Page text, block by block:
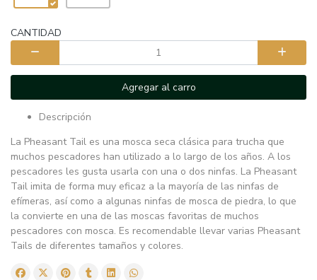
CANTIDAD
Agregar al carro
Descripción
La Pheasant Tail es una mosca seca clásica para trucha que
muchos pescadores han utilizado a lo largo de los años. A los
pescadores les gusta usarla con una o dos ninfas. La Pheasant
Tail imita de forma muy eficaz a la mayoría de las ninfas de
efímeras, así como a algunas ninfas de mosca de piedra, lo que
la convierte en una de las moscas favoritas de muchos
pescadores con mosca. Es recomendable llevar varias Pheasant
Tails de diferentes tamaños y colores.